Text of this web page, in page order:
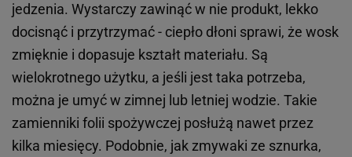
jedzenia. Wystarczy zawinąć w nie produkt, lekko
docisnąć i przytrzymać - ciepło dłoni sprawi, że wosk
zmięknie i dopasuje kształt materiału. Są
wielokrotnego użytku, a jeśli jest taka potrzeba,
można je umyć w zimnej lub letniej wodzie. Takie
zamienniki folii spożywczej posłużą nawet przez
kilka miesięcy. Podobnie, jak zmywaki ze sznurka,